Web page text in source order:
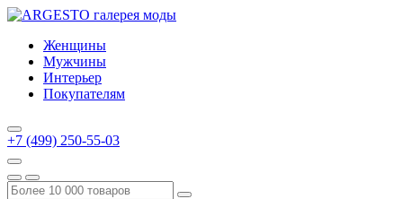
Женщины
Мужчины
Интерьер
Покупателям
+7 (499) 250-55-03